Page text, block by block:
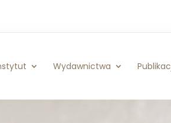
Wydawnictwa